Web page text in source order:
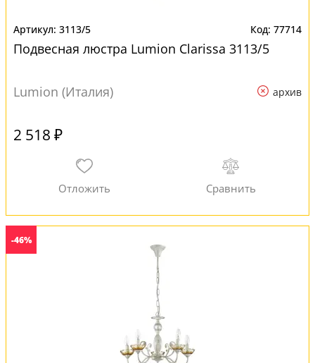
3113/5 77714
Подвесная люстра Lumion Clarissa 3113/5
Lumion (Италия) архив
2 518 ₽
-46%